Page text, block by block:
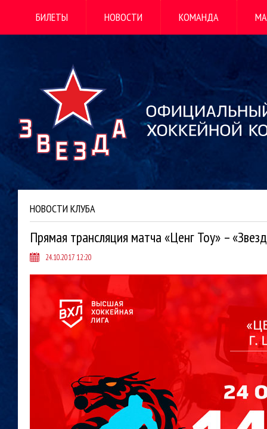
БИЛЕТЫ НОВОСТИ КОМАНДА
НОВОСТИ КЛУБА
Прямая трансляция матча «Ценг Тоу» –
24.10.2017 12:20